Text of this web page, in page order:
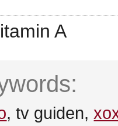
A
, tv guiden,